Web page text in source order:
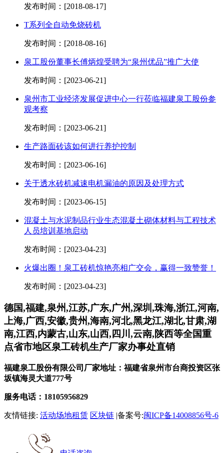
发布时间：[2018-08-17]
T系列全自动免烧砖机
发布时间：[2018-08-16]
泉工股份董事长傅炳煌受聘为“泉州优品”推广大使
发布时间：[2023-06-21]
泉州市工业经济发展促进中心一行莅临福建泉工股份参
观考察
发布时间：[2023-06-21]
生产路面砖该如何进行养护控制
发布时间：[2023-06-16]
关于透水砖机减速电机漏油的原因及处理方式
发布时间：[2023-06-15]
混凝土与水泥制品行业生态混凝土砌体材料与工程技术
人员培训基地启动
发布时间：[2023-04-23]
火爆出圈！泉工砖机惊艳亮相广交会，赢得一致赞誉！
发布时间：[2023-04-23]
德国,福建,泉州,江苏,广东,广州,深圳,珠海,浙江,河南,
上海,广西,安徽,贵州,海南,河北,黑龙江,湖北,甘肃,湖
南,江西,内蒙古,山东,山西,四川,云南,陕西等全国重
点省市地区泉工砖机生产厂家办事处直销
福建泉工股份有限公司厂家地址：福建省泉州市台商投资区张
坂镇海灵大道777号
服务电话：18105956829
友情链接: 活动场地租赁 区块链 |备案号:闽ICP备14008856号-6